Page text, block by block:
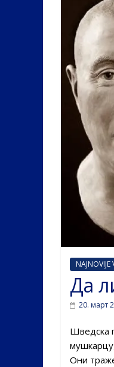
NAJNOVIJE
Да
20. март
Шведска
Они